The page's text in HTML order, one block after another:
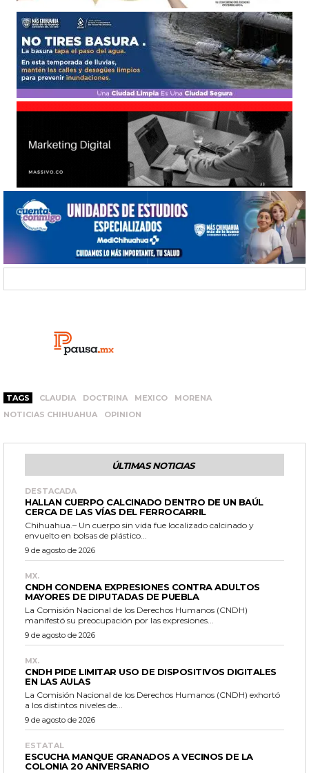
TAGS CLAUDIA DOCTRINA MEXICO
MORENA
NOTICIAS CHIHUAHUA
OPINION
ÚLTIMAS NOTICIAS
DESTACADA
HALLAN CUERPO CALCINADO DENTRO DE UN BAÚL
CERCA DE LAS VÍAS DEL FERROCARRIL
Chihuahua.– Un cuerpo sin vida fue localizado calcinado y
envuelto en bolsas de plástico...
9 de agosto de 2026
MX.
CNDH CONDENA EXPRESIONES CONTRA ADULTOS
MAYORES DE DIPUTADAS DE PUEBLA
La Comisión Nacional de los Derechos Humanos (CNDH)
manifestó su preocupación por las expresiones...
9 de agosto de 2026
MX.
CNDH PIDE LIMITAR USO DE DISPOSITIVOS DIGITALES
EN LAS AULAS
La Comisión Nacional de los Derechos Humanos (CNDH) exhortó
a los distintos niveles de...
9 de agosto de 2026
ESTATAL
ESCUCHA MANQUE GRANADOS A VECINOS DE LA
COLONIA 20 ANIVERSARIO